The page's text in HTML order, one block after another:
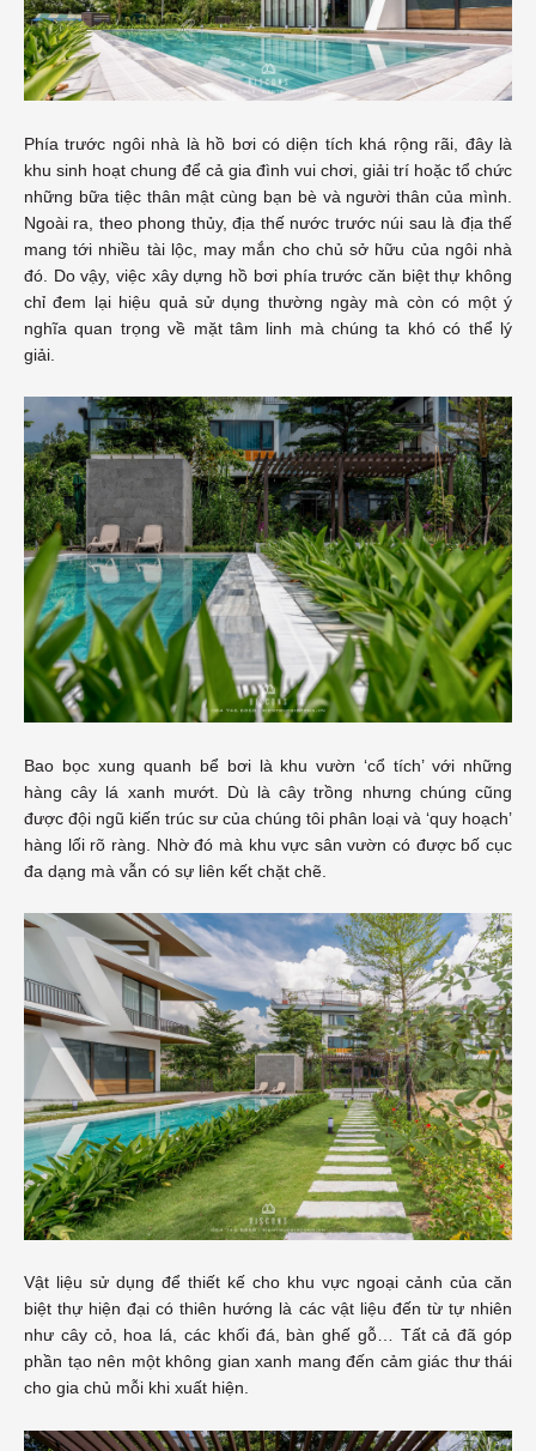
Phía trước ngôi nhà là hồ bơi có diện tích khá rộng rãi, đây là
khu sinh hoạt chung để cả gia đình vui chơi, giải trí hoặc tổ chức
những bữa tiệc thân mật cùng bạn bè và người thân của mình.
Ngoài ra, theo phong thủy, địa thế nước trước núi sau là địa thế
mang tới nhiều tài lộc, may mắn cho chủ sở hữu của ngôi nhà
đó. Do vậy, việc xây dựng hồ bơi phía trước căn biệt thự không
chỉ đem lại hiệu quả sử dụng thường ngày mà còn có một ý
nghĩa quan trọng về mặt tâm linh mà chúng ta khó có thể lý
giải.
Bao bọc xung quanh bể bơi là khu vườn ‘cổ tích’ với những
hàng cây lá xanh mướt. Dù là cây trồng nhưng chúng cũng
được đội ngũ kiến trúc sư của chúng tôi phân loại và ‘quy hoạch’
hàng lối rõ ràng. Nhờ đó mà khu vực sân vườn có được bố cục
đa dạng mà vẫn có sự liên kết chặt chẽ.
Vật liệu sử dụng để thiết kế cho khu vực ngoại cảnh của căn
biệt thự hiện đại có thiên hướng là các vật liệu đến từ tự nhiên
như cây cỏ, hoa lá, các khối đá, bàn ghế gỗ… Tất cả đã góp
phần tạo nên một không gian xanh mang đến cảm giác thư thái
cho gia chủ mỗi khi xuất hiện.